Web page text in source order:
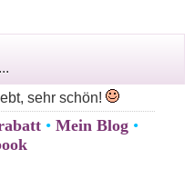
sehr schön!
• Mein Blog •